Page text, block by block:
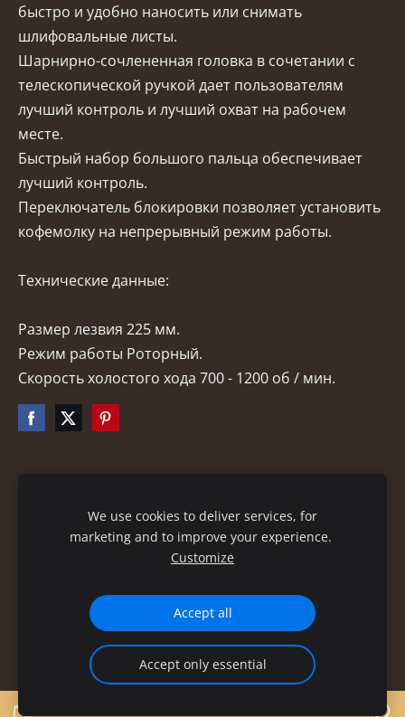
быстро и удобно наносить или снимать
шлифовальные листы.
Шарнирно-сочлененная головка в сочетании с
телескопической ручкой дает пользователям
лучший контроль и лучший охват на рабочем
месте.
Быстрый набор большого пальца обеспечивает
лучший контроль.
Переключатель блокировки позволяет установить
кофемолку на непрерывный режим работы.
Технические данные:
Размер лезвия 225 мм.
Режим работы Роторный.
Скорость холостого хода 700 - 1200 об / мин.
We use cookies to deliver services, for
marketing and to improve your experience.
Customize
Accept all
Accept only essential